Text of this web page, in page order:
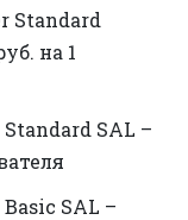
Standard
на 1
SAL –
SAL –